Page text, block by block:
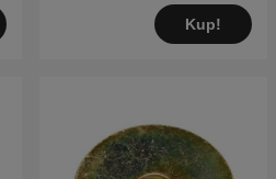
Kup!